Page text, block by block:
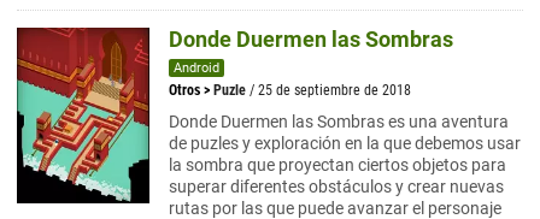
Donde Duermen las Sombras
Android
Otros > Puzle / 25 de septiembre de 2018
Donde Duermen las Sombras es una aventura
de puzles y exploración en la que debemos usar
la sombra que proyectan ciertos objetos para
superar diferentes obstáculos y crear nuevas
rutas por las que puede avanzar el personaje